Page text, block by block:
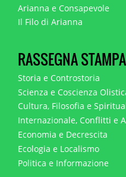
Arianna e Consapevole
Il Filo di Arianna
RASSEGNA STAMPA
Storia e Controstoria
Scienza e Coscienza
Cultura, Filosofia e
Internazionale, Conflitti e
Economia e Decrescita
Ecologia e Localismo
Politica e Informazione